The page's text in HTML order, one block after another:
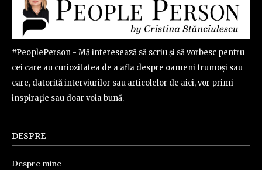
#PeoplePerson - Mă interesează să scriu și să vorbesc pentru
cei care au curiozitatea de a afla despre oameni frumoși sau
care, datorită interviurilor sau articolelor de aici, vor primi
inspirație sau doar voia bună.
DESPRE
Despre mine